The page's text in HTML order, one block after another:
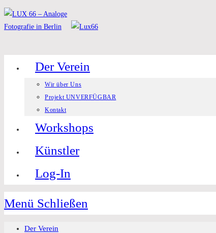
Zum
Inhalt
Der Verein
Wir über Uns
Projekt UNVERFÜGBAR
Kontakt
Workshops
Künstler
Log-In
Menü Schließen
Der Verein